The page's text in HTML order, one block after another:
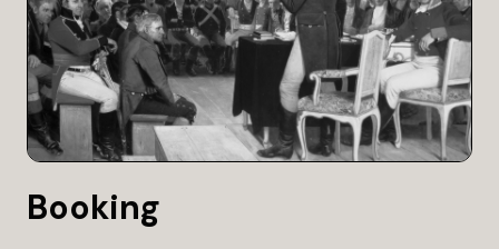
Booking